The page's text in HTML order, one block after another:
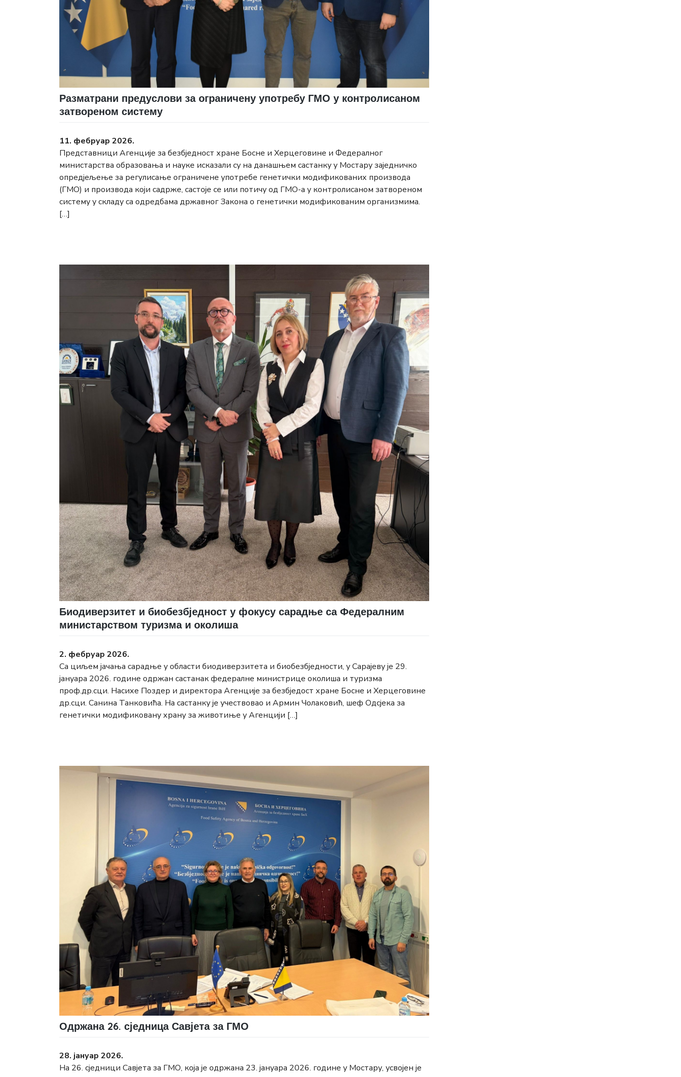
Разматрани предуслови за ограничену употребу ГМО у контролисаном
затвореном систему
11. фебруар 2026.
Представници Агенције за безбједност хране Босне и Херцеговине и Федералног
министарства образовања и науке исказали су на данашњем састанку у Мостару заједничко
опредјељење за регулисање ограничене употребе генетички модификованих производа
(ГМО) и производа који садрже, састоје се или потичу од ГМО-а у контролисаном затвореном
систему у складу са одредбама државног Закона о генетички модификованим организмима.
[…]
Биодиверзитет и биобезбједност у фокусу сарадње са Федералним
министарством туризма и околиша
2. фебруар 2026.
Са циљем јачања сарадње у области биодиверзитета и биобезбједности, у Сарајеву је 29.
јануара 2026. године одржан састанак федералне министрице околиша и туризма
проф.др.сци. Насихе Поздер и директора Агенције за безбједост хране Босне и Херцеговине
др.сци. Санина Танковића. На састанку је учествовао и Армин Чолаковић, шеф Одсјека за
генетички модификовану храну за животиње у Агенцији […]
Одржана 26. сједница Савјета за ГМО
28. јануар 2026.
На 26. сједници Савјета за ГМО, која је одржана 23. јануара 2026. године у Мостару, усвојен је